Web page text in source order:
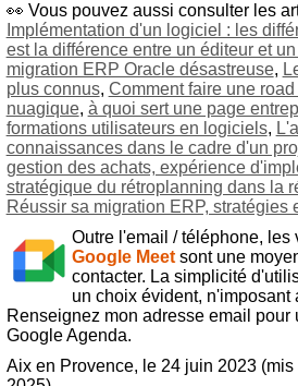
👀 Vous pouvez aussi consulter les
Implémentation d'un logiciel : les
est la différence entre un éditeur et
migration ERP Oracle désastreuse,
plus connus, Comment faire une
nuagique, à quoi sert une page
formations utilisateurs en logiciels,
connaissances dans le cadre d'un
gestion des achats, expérience
stratégique du rétroplanning dans la
Réussir sa migration ERP, stratégies
Outre l'email / téléphone, les
Google Meetsont une
contacter. La simplicité
un choix évident, n'imposant
Renseignez mon adresse email pour
Google Agenda.
Aix en Provence, le 24 juin 2023